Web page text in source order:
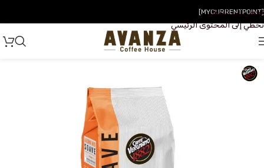
تخطي إلى التنقل
تخطي إلى المحتوى الرئيسي
[MYCURRENTPOINT]